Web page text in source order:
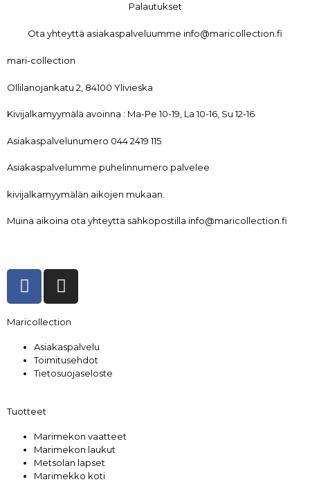
Palautukset
Ota yhteyttä asiakaspalveluumme info@maricollection.fi
mari-collection
Ollilanojankatu 2, 84100 Ylivieska
Kivijalkamyymälä avoinna : Ma-Pe 10-19, La 10-16, Su 12-16
Asiakaspalvelunumero 044 2419 115
Asiakaspalvelumme puhelinnumero palvelee
kivijalkamyymälän aikojen mukaan.
Muina aikoina ota yhteyttä sähköpostilla info@maricollection.fi
Maricollection
Asiakaspalvelu
Toimitusehdot
Tietosuojaseloste
Tuotteet
Marimekon vaatteet
Marimekon laukut
Metsolan lapset
Marimekko koti